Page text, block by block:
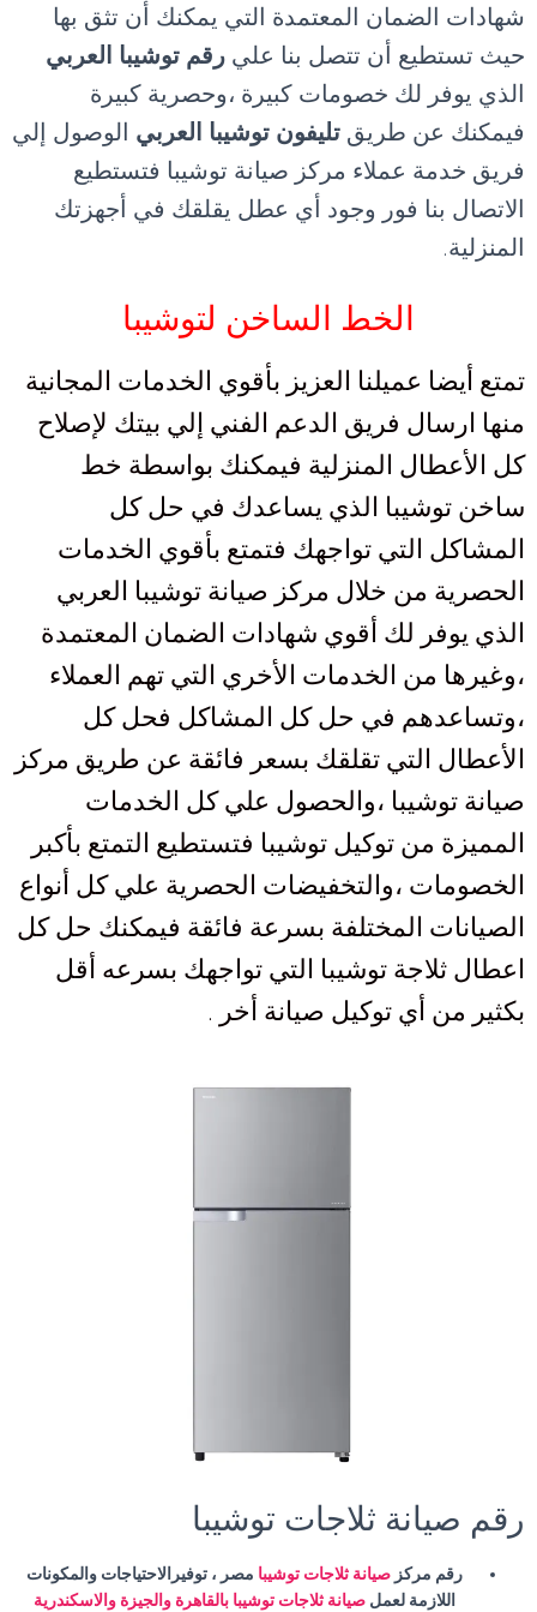
شهادات الضمان المعتمدة التي يمكنك أن تثق بها
حيث تستطيع أن تتصل بنا علي رقم توشيبا العربي
الذي يوفر لك خصومات كبيرة ،وحصرية كبيرة
فيمكنك عن طريق تليفون توشيبا العربي الوصول إلي
فريق خدمة عملاء مركز صيانة توشيبا فتستطيع
الاتصال بنا فور وجود أي عطل يقلقك في أجهزتك
المنزلية.
الخط الساخن لتوشيبا
تمتع أيضا عميلنا العزيز بأقوي الخدمات المجانية
منها ارسال فريق الدعم الفني إلي بيتك لإصلاح
كل الأعطال المنزلية فيمكنك بواسطة خط
ساخن توشيبا الذي يساعدك في حل كل
المشاكل التي تواجهك فتمتع بأقوي الخدمات
الحصرية من خلال مركز صيانة توشيبا العربي
الذي يوفر لك أقوي شهادات الضمان المعتمدة
،وغيرها من الخدمات الأخري التي تهم العملاء
،وتساعدهم في حل كل المشاكل فحل كل
الأعطال التي تقلقك بسعر فائقة عن طريق مركز
صيانة توشيبا ،والحصول علي كل الخدمات
المميزة من توكيل توشيبا فتستطيع التمتع بأكبر
الخصومات ،والتخفيضات الحصرية علي كل أنواع
الصيانات المختلفة بسرعة فائقة فيمكنك حل كل
اعطال ثلاجة توشيبا التي تواجهك بسرعه أقل
بكثير من أي توكيل صيانة أخر .
رقم صيانة ثلاجات توشيبا
رقم مركز صيانة ثلاجات توشيبا مصر ، توفيرالاحتياجات والمكونات
اللازمة لعمل صيانة ثلاجات توشيبا بالقاهرة والجيزة والاسكندرية